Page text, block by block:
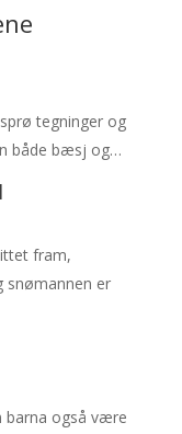
tegninger og
både bæsj og…
fram,
snømannen er
barna også være